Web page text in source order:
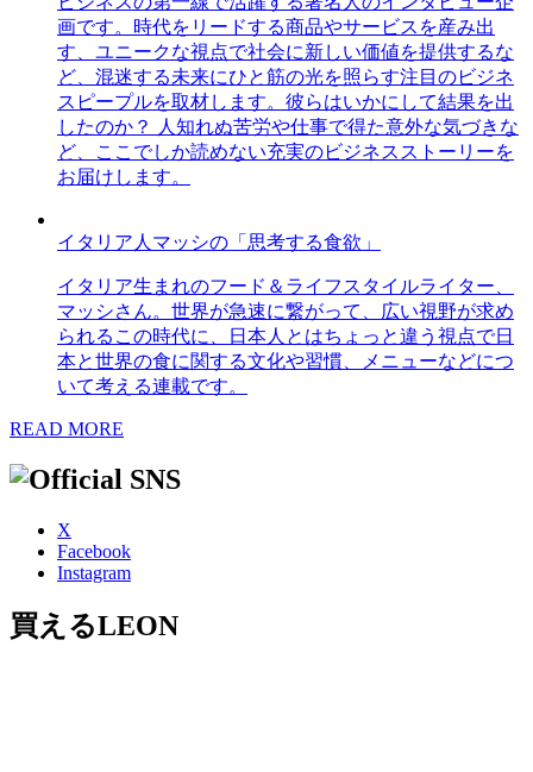
画です。時代をリードする商品やサービスを産み出
す、ユニークな視点で社会に新しい価値を提供するな
ど、混迷する未来にひと筋の光を照らす注目のビジネ
スピープルを取材します。彼らはいかにして結果を出
したのか？ 人知れぬ苦労や仕事で得た意外な気づきな
ど、ここでしか読めない充実のビジネスストーリーを
お届けします。
イタリア人マッシの「思考する食欲」
イタリア生まれのフード＆ライフスタイルライター、
マッシさん。世界が急速に繋がって、広い視野が求め
られるこの時代に、日本人とはちょっと違う視点で日
本と世界の食に関する文化や習慣、メニューなどにつ
いて考える連載です。
READ MORE
X
Facebook
Instagram
買えるLEON